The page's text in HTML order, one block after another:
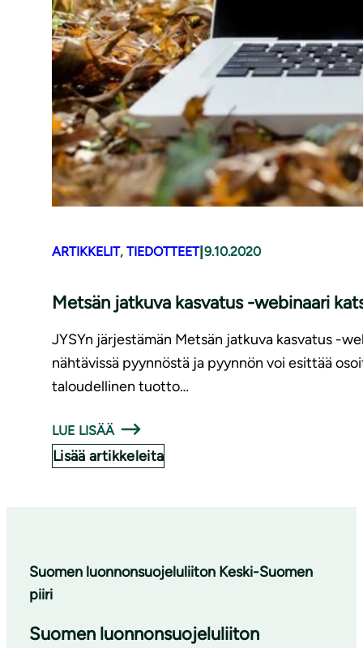
ARTIKKELIT, TIEDOTTEET|9.10.2020
Metsän jatkuva kasvatus -webinaari
JYSYn järjestämän Metsän jatkuva kasvatus -
nähtävissä pyynnöstä ja pyynnön voi esittää
taloudellinen tuotto…
LUE LISÄÄ
Lisää artikkeleita
Suomen luonnonsuojeluliiton Keski-Suomen
piiri
Suomen luonnonsuojeluliiton